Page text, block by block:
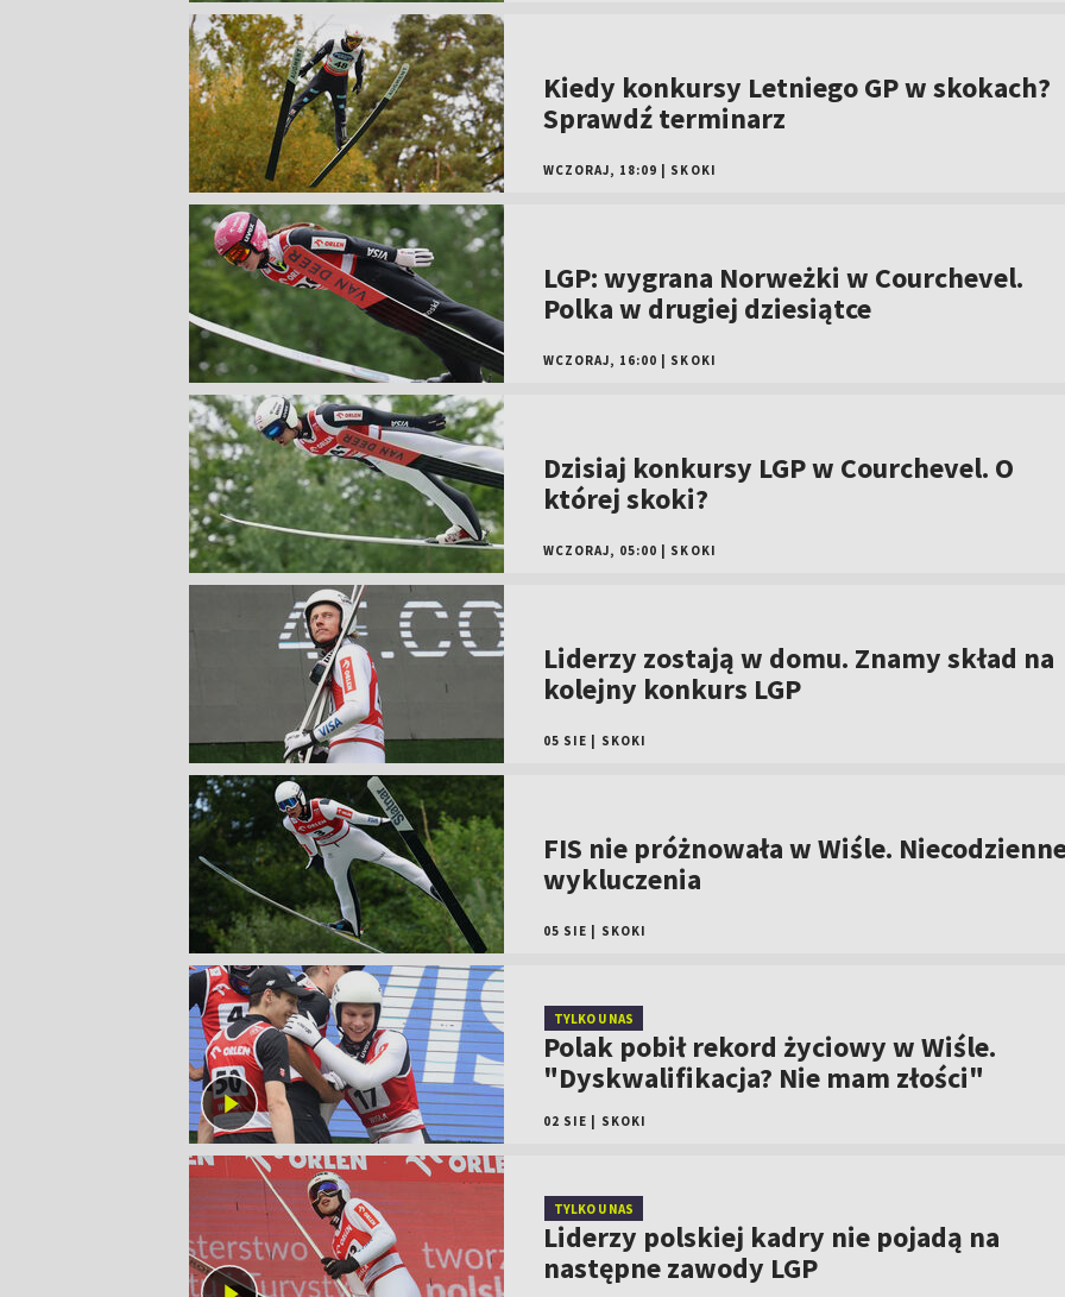
Kiedy konkursy Letniego GP w skokach?
Sprawdź terminarz
WCZORAJ, 18:09 SKOKI
LGP: wygrana Norweżki w Courchevel.
Polka w drugiej dziesiątce
WCZORAJ, 16:00 SKOKI
Dzisiaj konkursy LGP w Courchevel. O
której skoki?
WCZORAJ, 05:00 SKOKI
Liderzy zostają w domu. Znamy skład na
kolejny konkurs LGP
05 SIE SKOKI
FIS nie próżnowała w Wiśle.
wykluczenia
05 SIE SKOKI
TYLKO U NAS
Polak pobił rekord życiowy w Wiśle.
"Dyskwalifikacja? Nie mam złości"
02 SIE SKOKI
TYLKO U NAS
Liderzy polskiej kadry nie pojadą na
następne zawody LGP